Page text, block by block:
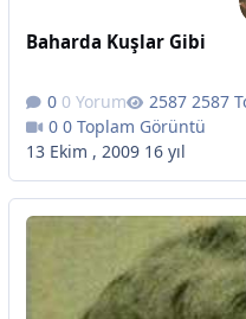
Baharda Kuşlar Gibi
0 Yorum
2587
0 Toplam Görüntü
13 Ekim , 2009 16 yıl